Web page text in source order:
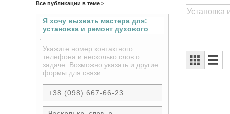
Все публикации в теме >
Я хочу вызвать мастера для:
установка и ремонт духового
Укажите номер контактного
телефона и несколько слов о
задаче. Возможно указать и другие
формы для связи
Установка